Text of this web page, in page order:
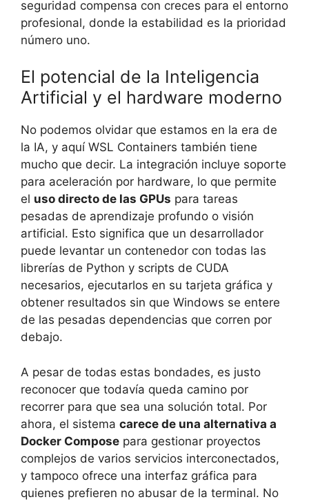
seguridad compensa con creces para el entorno
profesional, donde la estabilidad es la prioridad
número uno.
El potencial de la Inteligencia
Artificial y el hardware moderno
No podemos olvidar que estamos en la era de
la IA, y aquí WSL Containers también tiene
mucho que decir. La integración incluye soporte
para aceleración por hardware, lo que permite
el uso directo de las GPUs para tareas
pesadas de aprendizaje profundo o visión
artificial. Esto significa que un desarrollador
puede levantar un contenedor con todas las
librerías de Python y scripts de CUDA
necesarios, ejecutarlos en su tarjeta gráfica y
obtener resultados sin que Windows se entere
de las pesadas dependencias que corren por
debajo.
A pesar de todas estas bondades, es justo
reconocer que todavía queda camino por
recorrer para que sea una solución total. Por
ahora, el sistema carece de una alternativa a
Docker Compose para gestionar proyectos
complejos de varios servicios interconectados,
y tampoco ofrece una interfaz gráfica para
quienes prefieren no abusar de la terminal. No